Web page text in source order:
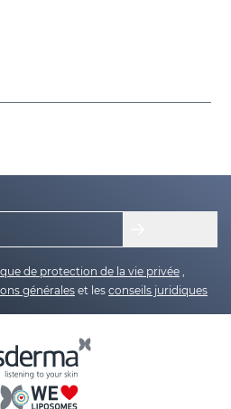
de protection de la vie privée ,
générales et les conseils juridiques